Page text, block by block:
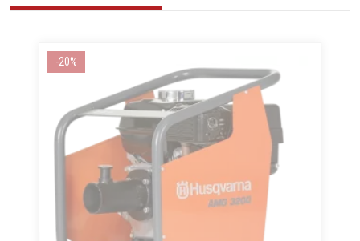
-20%